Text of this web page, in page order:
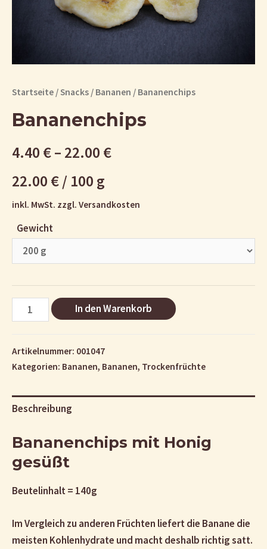
Startseite /Snacks / Bananen / Bananenchips
Bananenchips
4.40 €– 22.00 €
22.00 €/ 100 g
inkl. MwSt. zzgl. Versandkosten
Gewicht
Bananenchips
Menge
In den Warenkorb
Artikelnummer: 001047
Kategorien: Bananen, Bananen, Trockenfrüchte
Beschreibung
Bananenchips mit Honig
gesüßt
Beutelinhalt = 140g
Im Vergleich zu anderen Früchten liefert die Banane die
meisten Kohlenhydrate und macht deshalb richtig satt.